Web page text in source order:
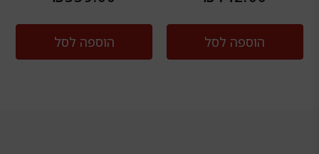
הוספה לסל הוספה לסל